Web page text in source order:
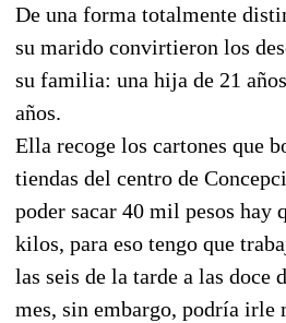
De una forma totalmente
su marido convirtieron los
su familia: una hija de 21
años.
Ella recoge los cartones que
tiendas del centro de
poder sacar 40 mil pesos hay
kilos, para eso tengo que
las seis de la tarde a las doce
mes, sin embargo, podría irle